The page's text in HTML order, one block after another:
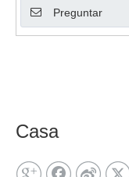
Preguntar
Casa